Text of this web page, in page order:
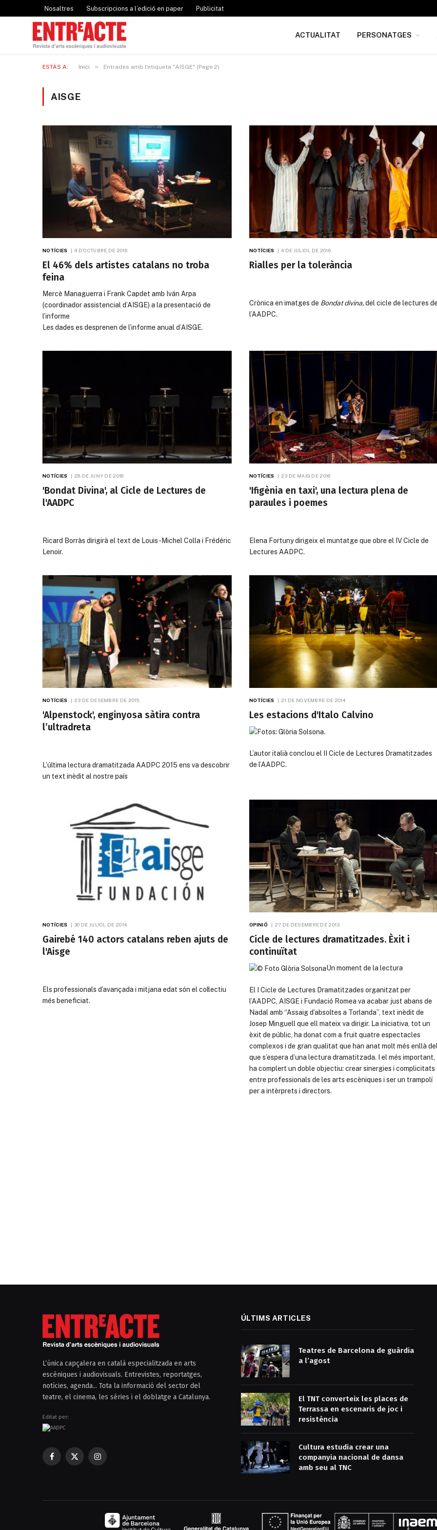
Nosaltres Subscripcions a l’edició en paper Publicitat
ACTUALITAT PERSONATGES
ESTÀS A: Inici » Entrades amb l'etiqueta "AISGE" (Page 2)
AISGE
NOTÍCIES 4 D'OCTUBRE DE 2016
El 46% dels artistes catalans no troba
feina
Mercè Managuerra i Frank Capdet amb Iván Arpa
(coordinador assistencial d’AISGE) a la presentació de
l’informe
Les dades es desprenen de l’informe anual d’AISGE.
NOTÍCIES 4 DE JULIOL DE 2016
Rialles per la tolerància
Crònica en imatges de Bondat divina,del cicle de lectures
l’AADPC.
NOTÍCIES 28 DE JUNY DE 2016
'Bondat Divina', al Cicle de Lectures de
l'AADPC
Ricard Borràs dirigirà el text de Louis-Michel Colla i Frédéric
Lenoir.
NOTÍCIES 23 DE MAIG DE 2016
'Ifigènia en taxi', una lectura plena de
paraules i poemes
Elena Fortuny dirigeix el muntatge que obre el IV Cicle de
Lectures AADPC.
NOTÍCIES 23 DE DESEMBRE DE 2015
'Alpenstock', enginyosa sàtira contra
l’ultradreta
L’última lectura dramatitzada AADPC 2015 ens va descobrir
un text inèdit al nostre país
NOTÍCIES 21 DE NOVEMBRE DE 2014
Les estacions d'Italo Calvino
L’autor italià conclou el II Cicle de Lectures Dramatitzades
de l’AADPC.
NOTÍCIES 30 DE JULIOL DE 2014
Gairebé 140 actors catalans reben ajuts de
l'Aisge
Els professionals d’avançada i mitjana edat són el col·lectiu
més beneficiat.
OPINIÓ 27 DE DESEMBRE DE 2013
Cicle de lectures dramatitzades. Èxit i
continuïtat
Un moment de la lectura
El I Cicle de Lectures Dramatitzades organitzat per
l’AADPC, AISGE i Fundació Romea va acabar just abans de
Nadal amb “Assaig d’absoltes a Torlanda”, text inèdit de
Josep Minguell que ell mateix va dirigir. La iniciativa, tot un
èxit de públic, ha donat com a fruit quatre espectacles
complexos i de gran qualitat que han anat molt més enllà
que s’espera d’una lectura dramatitzada. I el més important,
ha complert un doble objectiu: crear sinergies i complicitats
entre professionals de les arts escèniques i ser un trampolí
per a intèrprets i directors.
L’única capçalera en català especialitzada en arts
escèniques i audiovisuals. Entrevistes, reportatges,
notícies, agenda... Tota la informació del sector del
teatre, el cinema, les sèries i el doblatge a Catalunya.
Editat per:
Facebook
X
Instagram
ÚLTIMS ARTICLES
Teatres de Barcelona de guàrdia
a l’agost
El TNT converteix les places de
Terrassa en escenaris de joc i
resistència
Cultura estudia crear una
companyia nacional de dansa
amb seu al TNC